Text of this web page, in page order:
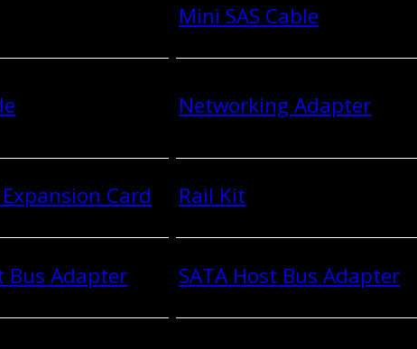
Mini SAS Cable
Networking Adapter
Expansion Card Rail Kit
Bus Adapter SATA Host Bus Adapter